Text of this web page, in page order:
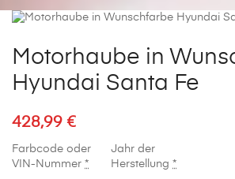
Motorhaube in
Hyundai Santa Fe
428,99 €
Farbcode oder
VIN-Nummer *
Jahr der
Herstellung *